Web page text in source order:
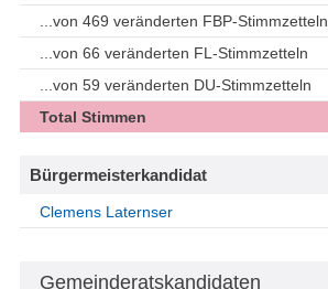
...von 469 veränderten FBP-Stimmzetteln
...von 66 veränderten FL-Stimmzetteln
...von 59 veränderten DU-Stimmzetteln
Total Stimmen
Bürgermeisterkandidat
Clemens Laternser
Gemeinderatskandidaten